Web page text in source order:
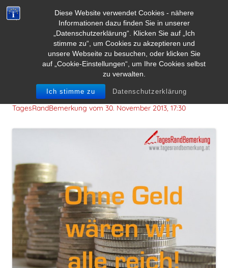
Diese Website verwendet Cookies - nähere
Informationen dazu finden Sie in unserer
„Datenschutzerklärung“. Klicken Sie auf „Ich
stimme zu“, um Cookies zu akzeptieren und
unsere Webseite zu besuchen, oder klicken Sie
auf „Cookie-Einstellungen“, um Ihre Cookies selbst
zu verwalten.
Ich stimme zu Datenschutzerklärung
Ohne Geld wären wir alle reich!
TagesRandBemerkung vom 30. November 2013, 17:30